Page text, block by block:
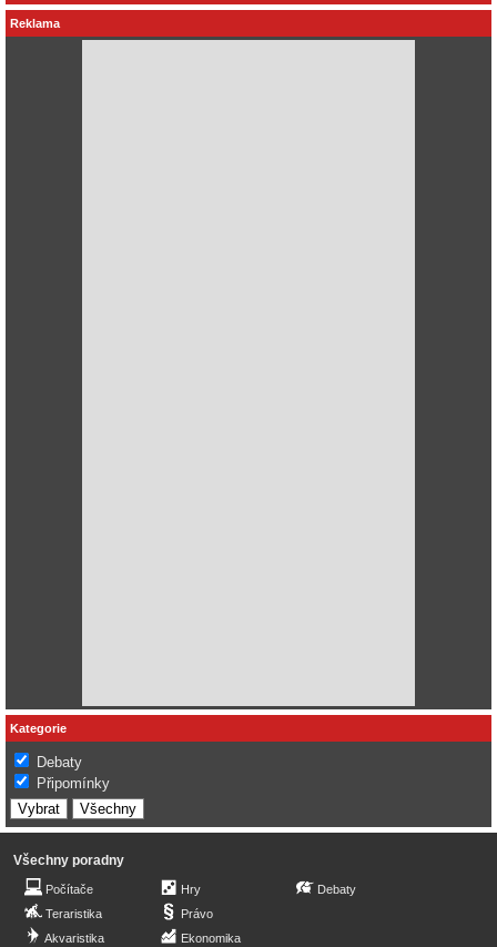
Reklama
Kategorie
Debaty
Připomínky
Všechny poradny
Počítače
Teraristika
Akvaristika
Hry
Právo
Ekonomika
Debaty